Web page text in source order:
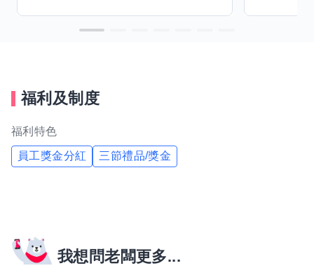
福利及制度
福利特色
員工獎金分紅 三節禮品/獎金
我想問老闆更多...